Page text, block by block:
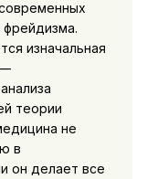
фрейдизма.
изна­чальная
—
тео­рии
не
в
он делает все